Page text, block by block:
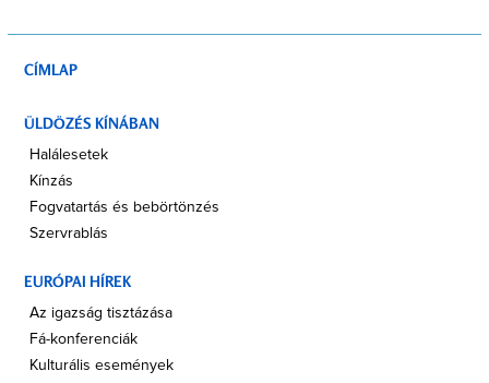
CÍMLAP
ÜLDÖZÉS KÍNÁBAN
Halálesetek
Kínzás
Fogvatartás és bebörtönzés
Szervrablás
EURÓPAI HÍREK
Az igazság tisztázása
Fá-konferenciák
Kulturális események